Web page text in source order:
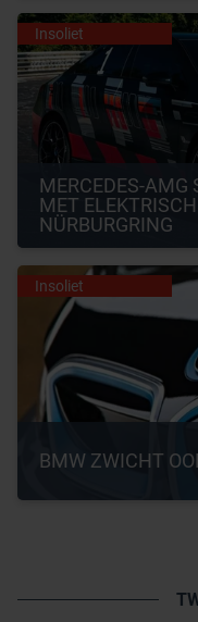
Insoliet
MERCEDES-AMG
MET
NÜRBURGRING
Insoliet
BMW ZWICHT